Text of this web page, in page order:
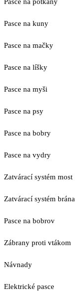
Pasce na kuny
Pasce na mačky
Pasce na líšky
Pasce na myši
Pasce na psy
Pasce na bobry
Pasce na vydry
Zatvárací systém most
Zatvárací systém brána
Pasce na bobrov
Zábrany proti vtákom
Návnady
Elektrické pasce